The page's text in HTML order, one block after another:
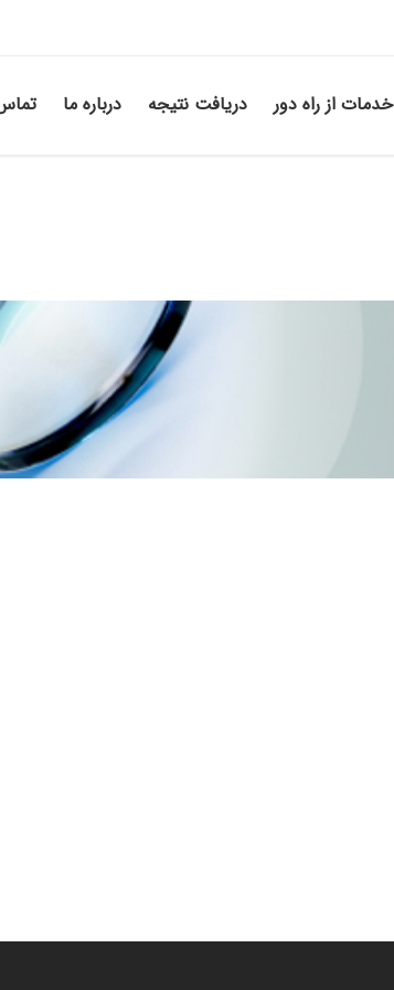
خدمات از راه دور دریافت نتیجه درباره ما